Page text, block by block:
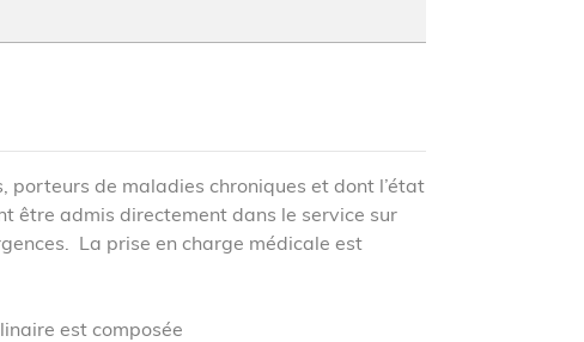
porteurs de maladies chroniques et dont l’état
être admis directement dans le service sur
La prise en charge médicale est
est composée